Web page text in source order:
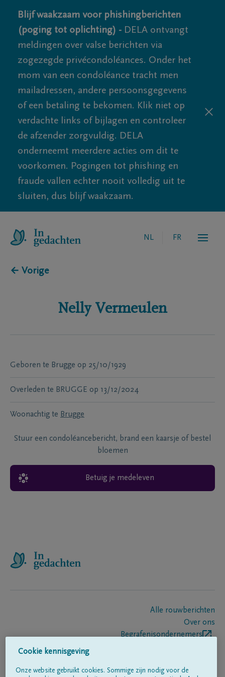
Blijf waakzaam voor phishingberichten
(poging tot oplichting) - DELA ontvangt
meldingen over valse berichten via
zogezegde privécondoléances. Onder het
mom van een condoléance tracht men
mailadressen, andere persoonsgegevens
of een betaling te bekomen. Klik niet op
verdachte links of bijlagen en controleer
de afzender zorgvuldig. DELA
onderneemt meerdere acties om dit te
voorkomen. Pogingen tot phishing en
fraude vallen echter nooit volledig uit te
sluiten, dus blijf waakzaam.
NL FR
← Vorige
Nelly Vermeulen
Geboren te Brugge op 25/10/1929
Overleden te BRUGGE op 13/12/2024
Woonachtig te Brugge
Stuur een condoléancebericht, brand een kaarsje of bestel
bloemen
Betuig je medeleven
Alle rouwberichten
Over ons
Begrafenisondernemers
Cookie kennisgeving
Onze website gebruikt cookies. Sommige zijn nodig voor de